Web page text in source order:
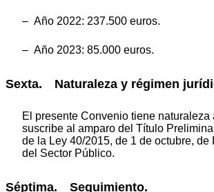
– Año 2022: 237.500 euros.
– Año 2023: 85.000 euros.
Sexta. Naturaleza y régimen
El presente Convenio tiene naturaleza
suscribe al amparo del Título
de la Ley 40/2015, de 1 de octubre,
del Sector Público.
Séptima. Seguimiento.